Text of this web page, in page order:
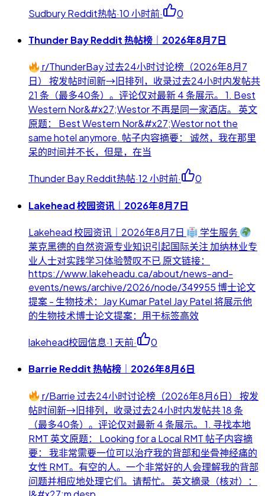
Sudbury Reddit热帖·10 小时前· 0
Thunder Bay Reddit 热帖榜｜2026年8月7日
r/ThunderBay 过去24小时讨论榜（2026年8月7
日） 按发帖时间新→旧排列，收录过去24小时内发帖共
21 条（最多40条）。评论仅对最新 4 条展示。 1. Best
Western Nor&#x27;Westor 不再是同一家酒店。 英文
原题： Best Western Nor&#x27;Westor not the
same hotel anymore. 帖子内容摘要： 诚然，我在那里
呆的时间并不长，但是，在当
Thunder Bay Reddit热帖·12 小时前· 0
Lakehead 校园资讯｜2026年8月7日
Lakehead 校园资讯｜2026年8月7日
学生服务
莱克黑德的自然资源专业知识引起国际关注 加纳林业专
业人士对实践学习体验赞叹不已 原文链接：
https://www.lakeheadu.ca/about/news-and-
events/news/archive/2026/node/349955 博士论文
提案 - 生物技术：Jay Kumar Patel Jay Patel 将展示他
的生物技术博士论文提案：用于标签高效
lakehead校园信息·1 天前· 0
Barrie Reddit 热帖榜｜2026年8月6日
r/Barrie 过去24小时讨论榜（2026年8月6日） 按发
帖时间新→旧排列，收录过去24小时内发帖共 18 条
（最多40条）。评论仅对最新 4 条展示。 1. 寻找本地
RMT 英文原题： Looking for a Local RMT 帖子内容摘
要： 我非常需要一位可以治疗我的背部和坐骨神经痛的
女性 RMT。有空的人。一个非常好的人会理解我的背部
问题并相应地处理它们。请帮忙。 英文摘录（核对）：